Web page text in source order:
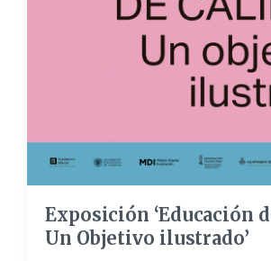
Exposición ‘Educación
Un Objetivo ilustrado’